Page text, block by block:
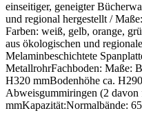
einseitiger, geneigter
und regional hergestellt /
Farben: weiß, gelb, orange,
aus ökologischen und
Melaminbeschichtete
MetallrohrFachboden: Maße:
H320 mmBodenhöhe ca.
Abweisgummiringen (2 davon
mmKapazität:Normalbände: